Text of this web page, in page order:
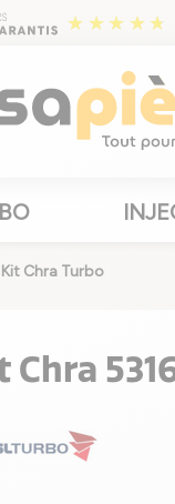
Kit Chra Turbo
Chra